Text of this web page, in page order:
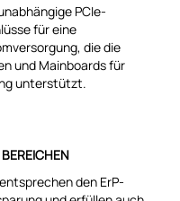
PCIe-
für eine
die die
und Mainboards für
unterstützt.
den ErP-